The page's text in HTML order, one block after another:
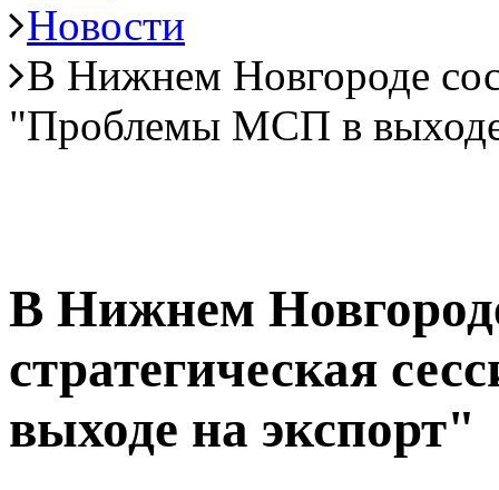
Новости
В Нижнем Новгороде
"Проблемы МСП в выходе
В Нижнем
стратегическая
выходе на экспорт"